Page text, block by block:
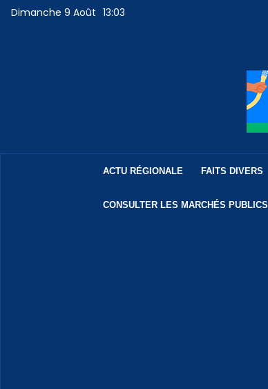
Dimanche 9 Août 13:03
ACTU RÉGIONALE FAITS DIVERS
CONSULTER LES MARCHÉS PUBLICS